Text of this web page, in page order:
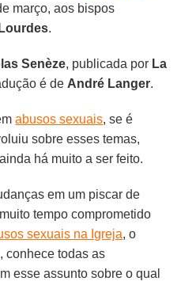
março, aos bispos
Lourdes.
Senèze, publicada por La
é de André Langer.
abusos sexuais, se é
sobre esses temas,
há muito a ser feito.
em um piscar de
tempo comprometido
sexuais na Igreja, o
conhece todas as
esse assunto sobre o qual